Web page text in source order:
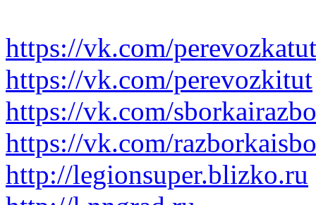
https://vk.com/perevozkatut
https://vk.com/perevozkitut
https://vk.com/
https://vk.com/
http://legionsuper.blizko.ru